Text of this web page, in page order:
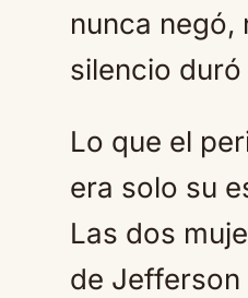
nunca negó,
silencio
Lo que el
era solo su
Las dos
de Jefferson